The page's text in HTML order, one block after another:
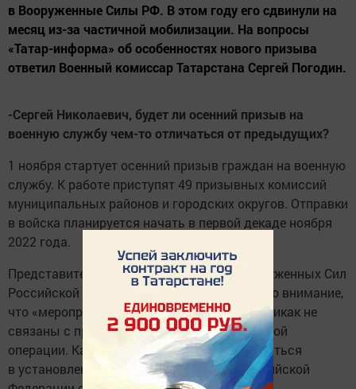
в Вооруженные Силы РФ. В этом году его сдвинули на
месяц из-за частичной мобилизации. На вопросы
«Татар-информа» об особенностях нового призыва
ответил Военный комиссар Татарстана Сергей Погодин.
-Сергей Николаевич, будет ли осенний призыв на
военную службу чем-то отличаться от предыдущих?
1 ноября стартует осенний призыв граждан на военную
службу. К работе приступят 49 призывных комиссий
муниципальных районов и городских округов. Отправки
в войска планируется начать в первой декаде ноября
2022 года.
Представителем Генерального штаба Вооруженных Сил
Российской Федерации было акцентировано внимание,
что «мероприятия предстоящего призыва никак не
связаны с проведением специальной военной
операции. Как и ранее, он будет осуществляться
в установленные законодательством Российской